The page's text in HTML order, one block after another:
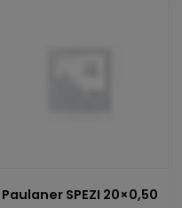
Paulaner SPEZI 20×0,50